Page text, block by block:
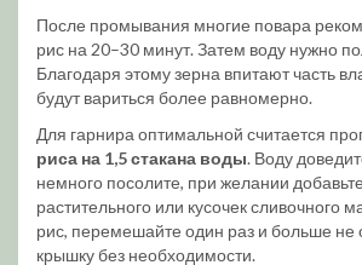
После промывания многие повара
рис на 20–30 минут. Затем воду нужно
Благодаря этому зерна впитают часть
будут вариться более равномерно.
Для гарнира оптимальной считается
риса на 1,5 стакана воды. Воду
немного посолите, при желании
растительного или кусочек сливочного
рис, перемешайте один раз и больше не
крышку без необходимости.